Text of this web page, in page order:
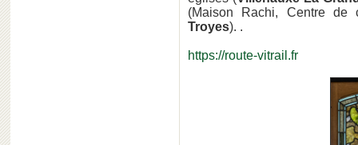
(Maison Rachi, Centre de
Troyes). .
https://route-vitrail.fr